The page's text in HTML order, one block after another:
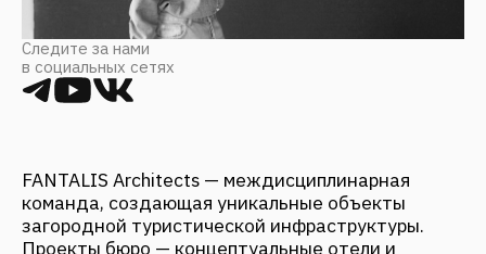
FANTALIS Architects — междисциплинарная
команда, создающая уникальные объекты
загородной туристической инфраструктуры.
современных туристов и формирующие новый
стандарт комфортного, экологичного и
востребованного объекта индустрии туризма и
гостеприимства.